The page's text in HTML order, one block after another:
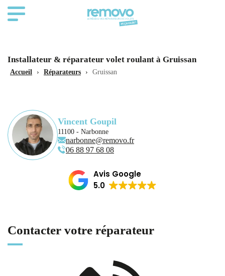
Installateur & réparateur volet roulant à Gruissan
Accueil › Réparateurs › Gruissan
Vincent Goupil
11100 - Narbonne
narbonne@removo.fr
06 88 97 68 08
Avis Google
5.0
Contacter votre réparateur